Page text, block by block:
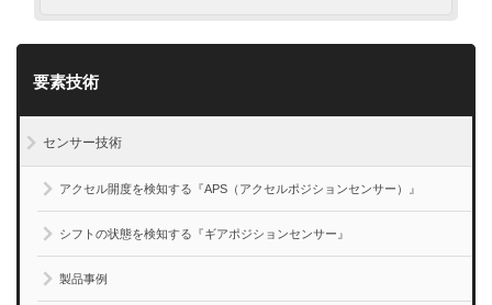
要素技術
センサー技術
アクセル開度を検知する『APS（アクセルポジションセンサー）』
シフトの状態を検知する『ギアポジションセンサー』
製品事例